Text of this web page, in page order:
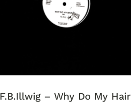
F.B.Illwig – Why Do My Hair